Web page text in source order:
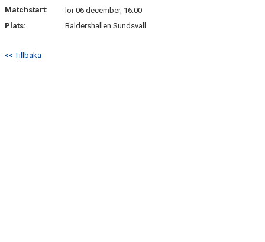
KONTAKT
Matchstart:
lör 06 december, 16:00
Plats:
Baldershallen Sundsvall
<< Tillbaka